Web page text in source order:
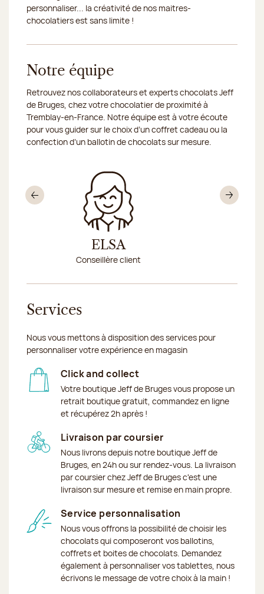
personnaliser... la créativité de nos maitres-
chocolatiers est sans limite !
Notre équipe
Retrouvez nos collaborateurs et experts chocolats Jeff
de Bruges, chez votre chocolatier de proximité à
Tremblay-en-France. Notre équipe est à votre écoute
pour vous guider sur le choix d’un coffret cadeau ou la
confection d’un ballotin de chocolats sur mesure.
ELSA
Conseillère client
Précédent
Services
Nous vous mettons à disposition des services pour
personnaliser votre expérience en magasin
Click and collect
Votre boutique Jeff de Bruges vous propose un
retrait boutique gratuit, commandez en ligne
et récupérez 2h après !
Livraison par coursier
Nous livrons depuis notre boutique Jeff de
Bruges, en 24h ou sur rendez-vous. La livraison
par coursier chez Jeff de Bruges c'est une
livraison sur mesure et remise en main propre.
Service personnalisation
Nous vous offrons la possibilité de choisir les
chocolats qui composeront vos ballotins,
coffrets et boites de chocolats. Demandez
également à personnaliser vos tablettes, nous
écrivons le message de votre choix à la main !